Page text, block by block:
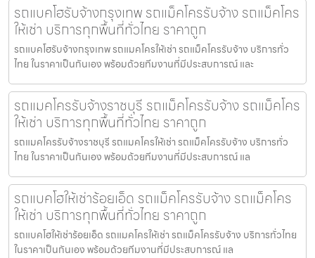
รถแบคโฮรับจ้างกรุงเทพ รถแม็คโครรับจ้าง รถแม็คโคร
ให้เช่า บริการทุกพื้นที่ทั่วไทย ราคาถูก
รถแบคโฮรับจ้างกรุงเทพ รถแมคโครให้เช่า รถแม็คโครรับจ้าง บริการทั่ว
ไทย ในราคาเป็นกันเอง พร้อมด้วยทีมงานที่มีประสบการณ์ และ
รถแมคโครรับจ้างราชบุรี รถแม็คโครรับจ้าง รถแม็คโคร
ให้เช่า บริการทุกพื้นที่ทั่วไทย ราคาถูก
รถแมคโครรับจ้างราชบุรี รถแมคโครให้เช่า รถแม็คโครรับจ้าง บริการทั่ว
ไทย ในราคาเป็นกันเอง พร้อมด้วยทีมงานที่มีประสบการณ์ แล
รถแบคโฮให้เช่าร้อยเอ็ด รถแม็คโครรับจ้าง รถแม็คโคร
ให้เช่า บริการทุกพื้นที่ทั่วไทย ราคาถูก
รถแบคโฮให้เช่าร้อยเอ็ด รถแมคโครให้เช่า รถแม็คโครรับจ้าง บริการทั่วไทย
ในราคาเป็นกันเอง พร้อมด้วยทีมงานที่มีประสบการณ์ แล